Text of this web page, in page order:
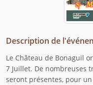
Description de
Le Château de Bonaguil
7 Juillet. De nombreuses
seront présentes, pour